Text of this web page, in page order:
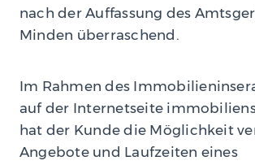
nach der Auffassung des
Minden überraschend.
Im Rahmen des
auf der Internetseite
hat der Kunde die Möglichkeit
Angebote und Laufzeiten eines